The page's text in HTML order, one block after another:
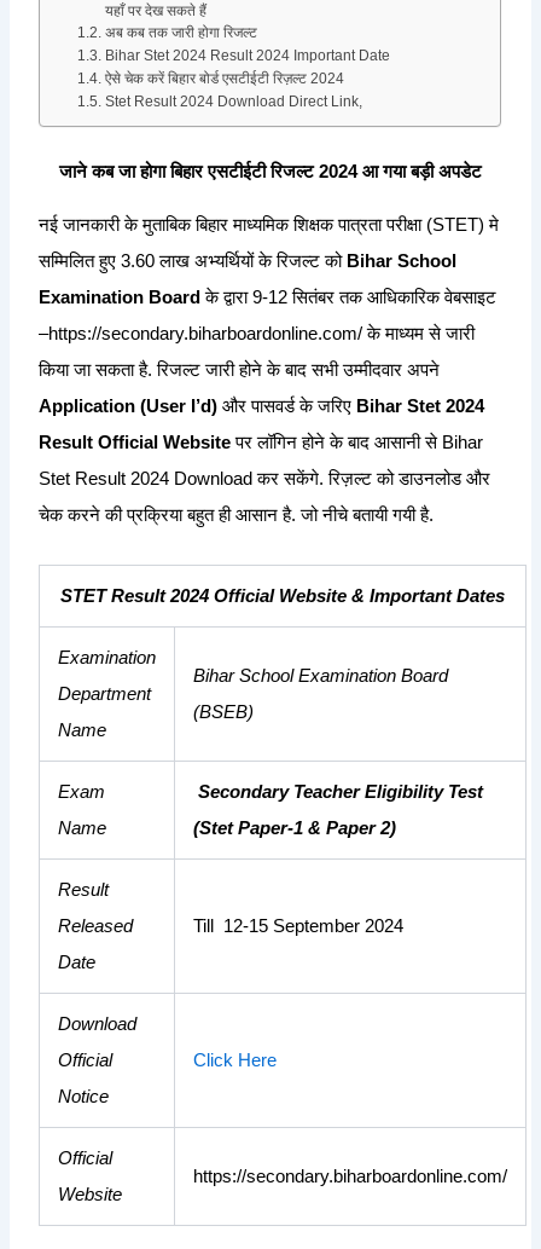
यहाँ पर देख सकते हैं
अब कब तक जारी होगा रिजल्ट
Bihar Stet 2024 Result 2024 Important Date
ऐसे चेक करें बिहार बोर्ड एसटीईटी रिज़ल्ट 2024
Stet Result 2024 Download Direct Link,
जाने कब जा होगा बिहार एसटीईटी रिजल्ट 2024 आ गया बड़ी अपडेट
नई जानकारी के मुताबिक बिहार माध्यमिक शिक्षक पात्रता परीक्षा (STET) मे
सम्मिलित हुए 3.60 लाख अभ्यर्थियों के रिजल्ट को Bihar School
Examination Board के द्वारा 9-12 सितंबर तक आधिकारिक वेबसाइट
–https://secondary.biharboardonline.com/के माध्यम से जारी
किया जा सकता है. रिजल्ट जारी होने के बाद सभी उम्मीदवार अपने
Application (User I’d) और पासवर्ड के जरिए Bihar Stet 2024
Result Official Websiteपर लॉगिन होने के बाद आसानी से Bihar
Stet Result 2024 Download कर सकेंगे. रिज़ल्ट को डाउनलोड और
चेक करने की प्रक्रिया बहुत ही आसान है. जो नीचे बतायी गयी है.
STET Result 2024Official Website &Important Dates
Examination
Department
Name
Bihar School Examination Board
(BSEB)
Exam
Name
Secondary Teacher Eligibility Test
(Stet Paper-1 & Paper 2)
Result
Released
Date
Till 12-15 September 2024
Download
Official
Notice
Click Here
Official
Website
https://secondary.biharboardonline.com/